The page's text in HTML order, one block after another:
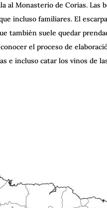
al Monasterio de Corias. Las
incluso familiares. El
también suele quedar
el proceso de
e incluso catar los vinos de